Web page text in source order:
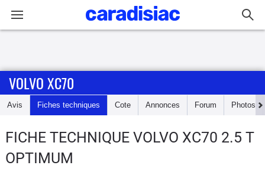
Accueil
Essais
VOLVO XC70
Avis Fiches techniques Cote Annonces Forum Photos
FICHE TECHNIQUE VOLVO XC70 2.5 T
OPTIMUM